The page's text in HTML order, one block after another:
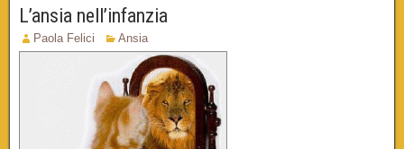
L’ansia nell’infanzia
Paola Felici Ansia